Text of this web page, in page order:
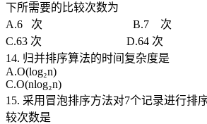
下所需要的比较次数为
A.6 次 B.7 次
C.63 次 D.64 次
14. 归并排序算法的时间复杂度是
A.O(log₂n)
C.O(nlog₂n)
15. 采用冒泡排序方法对7个记录进行排
较次数是